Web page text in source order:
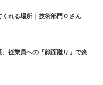
れる場所｜技術部門０さん
従業員への「顔面蹴り」で炎